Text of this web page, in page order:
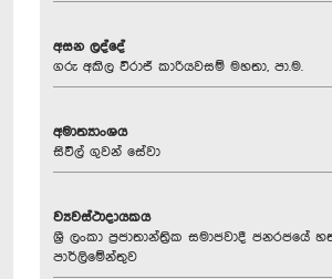
අසන ලද්දේ
ගරු අකිල විරාජ් කාරියවසම් මහතා, පා.ම.
අමාත්‍යාංශය
සිවිල් ගුවන් සේවා
ව්‍යවස්ථාදායකය
ශ්‍රී ලංකා ප්‍රජාතාන්ත්‍රික සමාජවාදී ජනරජයේ
පාර්ලිමේන්තුව